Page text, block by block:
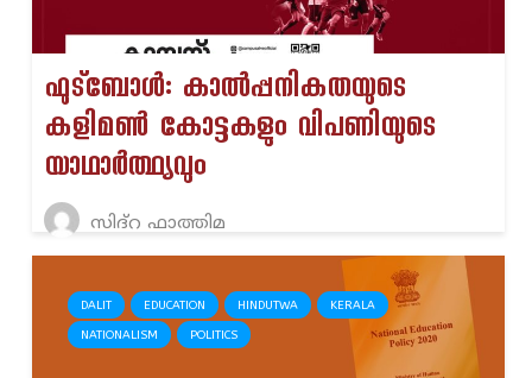
ഫുട്ബോൾ: കാൽപ്പനികതയുടെ
കളിമൺ കോട്ടകളും വിപണിയുടെ
യാഥാർത്ഥ്യവും
സിദ്റ ഫാത്തിമ
DALIT EDUCATION HINDUTWA KERALA
NATIONALISM POLITICS